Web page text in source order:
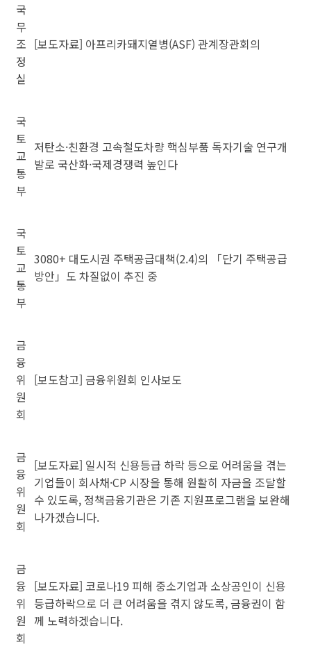
국
무
조
정
실
[보도자료] 아프리카돼지열병(ASF) 관계장관회의
국
토
교
통
부
저탄소·친환경 고속철도차량 핵심부품 독자기술 연구개
발로 국산화·국제경쟁력 높인다
국
토
교
통
부
3080+ 대도시권 주택공급대책(2.4)의 「단기 주택공급
방안」도 차질없이 추진 중
금
융
위
원
회
[보도참고] 금융위원회 인사보도
금
융
위
원
회
[보도자료] 일시적 신용등급 하락 등으로 어려움을 겪는
기업들이 회사채·CP 시장을 통해 원활히 자금을 조달할
수 있도록, 정책금융기관은 기존 지원프로그램을 보완해
나가겠습니다.
금
융
위
원
회
[보도자료] 코로나19 피해 중소기업과 소상공인이 신용
등급하락으로 더 큰 어려움을 겪지 않도록, 금융권이 함
께 노력하겠습니다.